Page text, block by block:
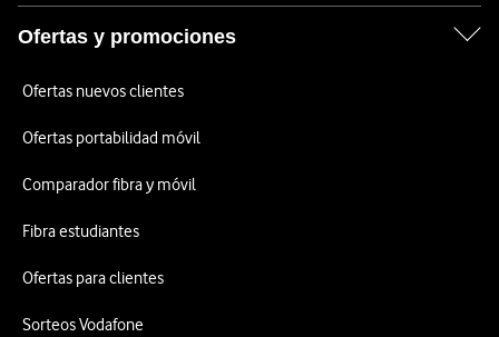
Ofertas y promociones
Ofertas nuevos clientes
Ofertas portabilidad móvil
Comparador fibra y móvil
Fibra estudiantes
Ofertas para clientes
Sorteos Vodafone